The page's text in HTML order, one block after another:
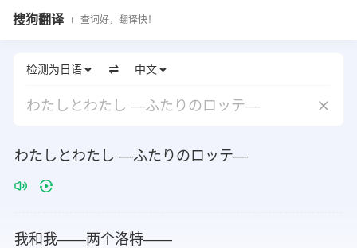
搜狗翻译 查词好，翻译快！
检测为日语 中文
わたしとわたし —ふたりのロッテ—
わたしとわたし —ふたりのロッテ—
我和我——两个洛特——